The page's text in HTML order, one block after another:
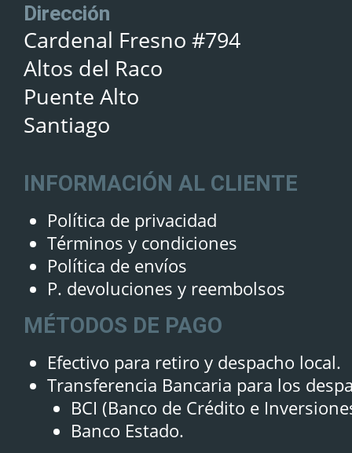
Dirección
Cardenal Fresno #794
Altos del Raco
Puente Alto
Santiago
INFORMACIÓN AL CLIENTE
Política de privacidad
Términos y condiciones
Política de envíos
P. devoluciones y reembolsos
MÉTODOS DE PAGO
Efectivo para retiro y despacho local.
Transferencia Bancaria para los
BCI (Banco de Crédito e
Banco Estado.